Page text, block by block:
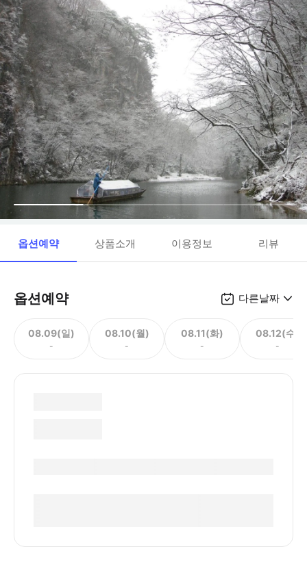
옵션예약 상품소개 이용정보 리뷰
옵션예약 다른날짜
08.09(일)
-
08.10(월)
-
08.11(화)
-
08.12(수)
-